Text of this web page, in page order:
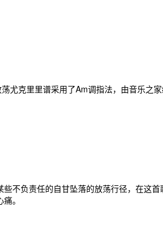
尤克里里谱采用了Am调指法，由音乐之
不负责任的自甘坠落的放荡行径，在这
。